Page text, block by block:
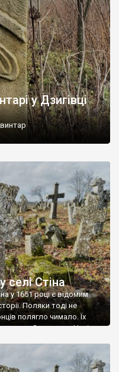
у Дзигівці
селі Стіна
у 1651 році є відомим
Поляки тоді не
полягло чимало. Їх
Замковим. Нині на
де епітафії стер […]